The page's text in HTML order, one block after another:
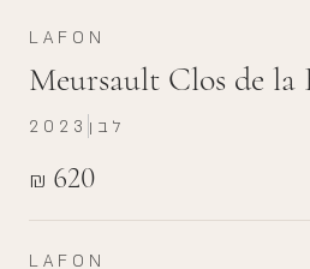
LAFON
Meursault Clos de la
₪ 620
2023 לבן
LAFON